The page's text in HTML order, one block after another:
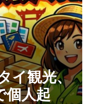
イ観光、
個人起